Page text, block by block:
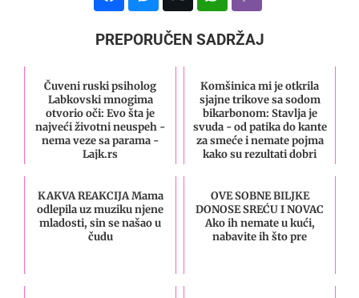
PREPORUČEN SADRŽAJ
Čuveni ruski psiholog
Labkovski mnogima
otvorio oči: Evo šta je
najveći životni neuspeh -
nema veze sa parama -
Lajk.rs
Komšinica mi je otkrila
sjajne trikove sa sodom
bikarbonom: Stavlja je
svuda - od patika do kante
za smeće i nemate pojma
kako su rezultati dobri
KAKVA REAKCIJA Mama
odlepila uz muziku njene
mladosti, sin se našao u
čudu
OVE SOBNE BILJKE
DONOSE SREĆU I NOVAC
Ako ih nemate u kući,
nabavite ih što pre